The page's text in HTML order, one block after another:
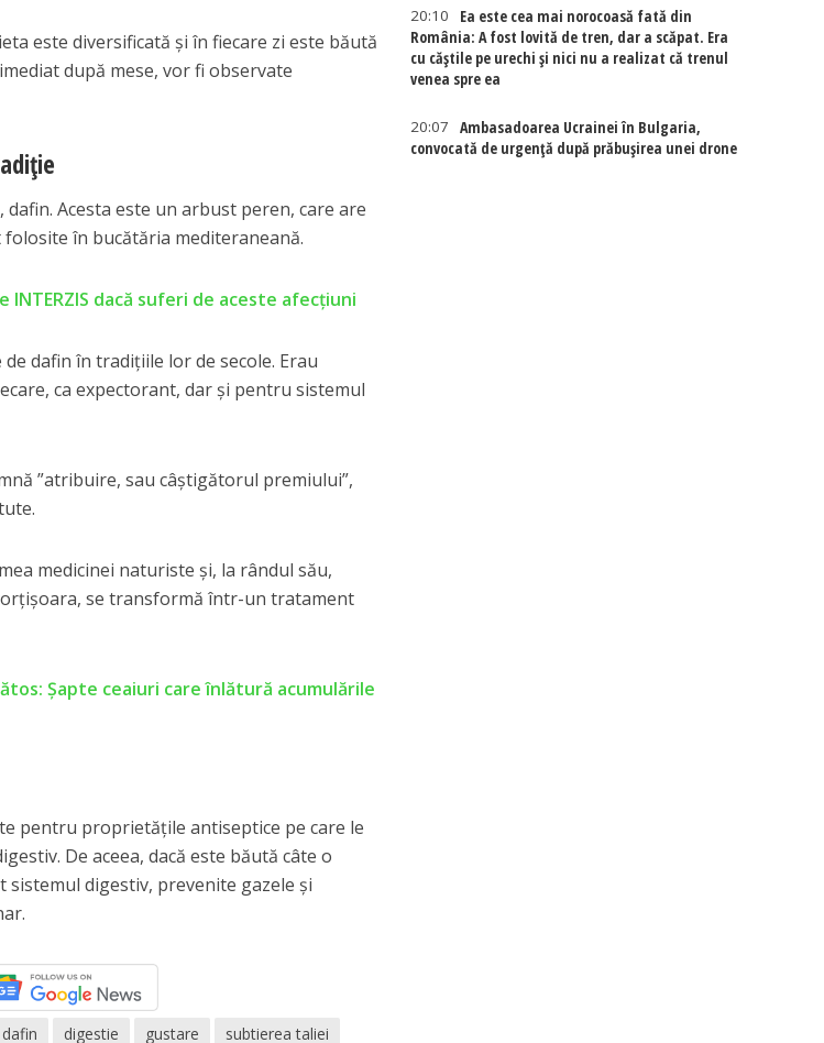
este diversificată și în fiecare zi este băută
după mese, vor fi observate
dafin. Acesta este un arbust peren, care are
în bucătăria mediteraneană.
dacă suferi de aceste afecţiuni
dafin în tradițiile lor de secole. Erau
ca expectorant, dar și pentru sistemul
”atribuire, sau câștigătorul premiului”,
medicinei naturiste și, la rândul său,
se transformă într-un tratament
Șapte ceaiuri care înlătură acumulările
pentru proprietățile antiseptice pe care le
De aceea, dacă este băută câte o
sistemul digestiv, prevenite gazele și
digestie gustare subtierea taliei
20:10
Ea este cea mai norocoasă fată din
România: A fost lovită de tren, dar a scăpat. Era
cu căștile pe urechi și nici nu a realizat că trenul
venea spre ea
20:07
Ambasadoarea Ucrainei în Bulgaria,
convocată de urgență după prăbușirea unei drone